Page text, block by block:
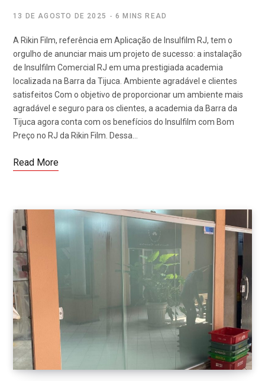
13 DE AGOSTO DE 2025 6 MINS READ
A Rikin Film, referência em Aplicação de Insulfilm RJ, tem o
orgulho de anunciar mais um projeto de sucesso: a instalação
de Insulfilm Comercial RJ em uma prestigiada academia
localizada na Barra da Tijuca. Ambiente agradável e clientes
satisfeitos Com o objetivo de proporcionar um ambiente mais
agradável e seguro para os clientes, a academia da Barra da
Tijuca agora conta com os benefícios do Insulfilm com Bom
Preço no RJ da Rikin Film. Dessa…
Read More